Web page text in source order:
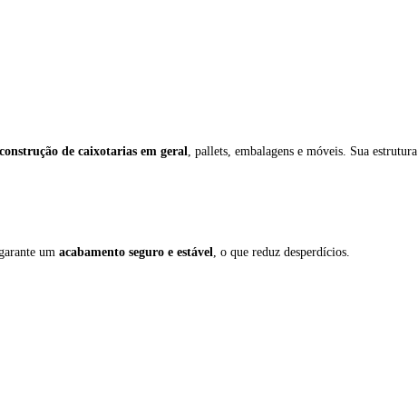
construção de caixotarias em geral, pallets, embalagens e móveis. Sua estrutura
um acabamento seguro e estável, o que reduz desperdícios.